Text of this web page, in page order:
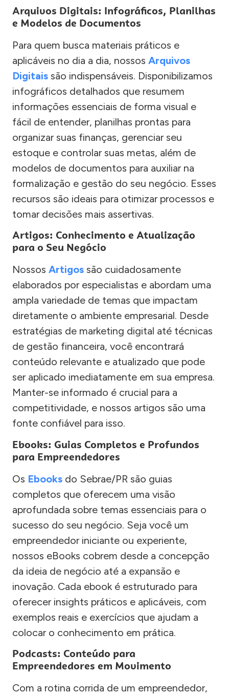
Arquivos Digitais: Infográficos, Planilhas
e Modelos de Documentos
Para quem busca materiais práticos e
aplicáveis no dia a dia, nossos Arquivos
Digitais são indispensáveis. Disponibilizamos
infográficos detalhados que resumem
informações essenciais de forma visual e
fácil de entender, planilhas prontas para
organizar suas finanças, gerenciar seu
estoque e controlar suas metas, além de
modelos de documentos para auxiliar na
formalização e gestão do seu negócio. Esses
recursos são ideais para otimizar processos e
tomar decisões mais assertivas.
Artigos: Conhecimento e Atualização
para o Seu Negócio
Nossos Artigos são cuidadosamente
elaborados por especialistas e abordam uma
ampla variedade de temas que impactam
diretamente o ambiente empresarial. Desde
estratégias de marketing digital até técnicas
de gestão financeira, você encontrará
conteúdo relevante e atualizado que pode
ser aplicado imediatamente em sua empresa.
Manter-se informado é crucial para a
competitividade, e nossos artigos são uma
fonte confiável para isso.
Ebooks: Guias Completos e Profundos
para Empreendedores
Os Ebooks do Sebrae/PR são guias
completos que oferecem uma visão
aprofundada sobre temas essenciais para o
sucesso do seu negócio. Seja você um
empreendedor iniciante ou experiente,
nossos eBooks cobrem desde a concepção
da ideia de negócio até a expansão e
inovação. Cada ebook é estruturado para
oferecer insights práticos e aplicáveis, com
exemplos reais e exercícios que ajudam a
colocar o conhecimento em prática.
Podcasts: Conteúdo para
Empreendedores em Movimento
Com a rotina corrida de um empreendedor,